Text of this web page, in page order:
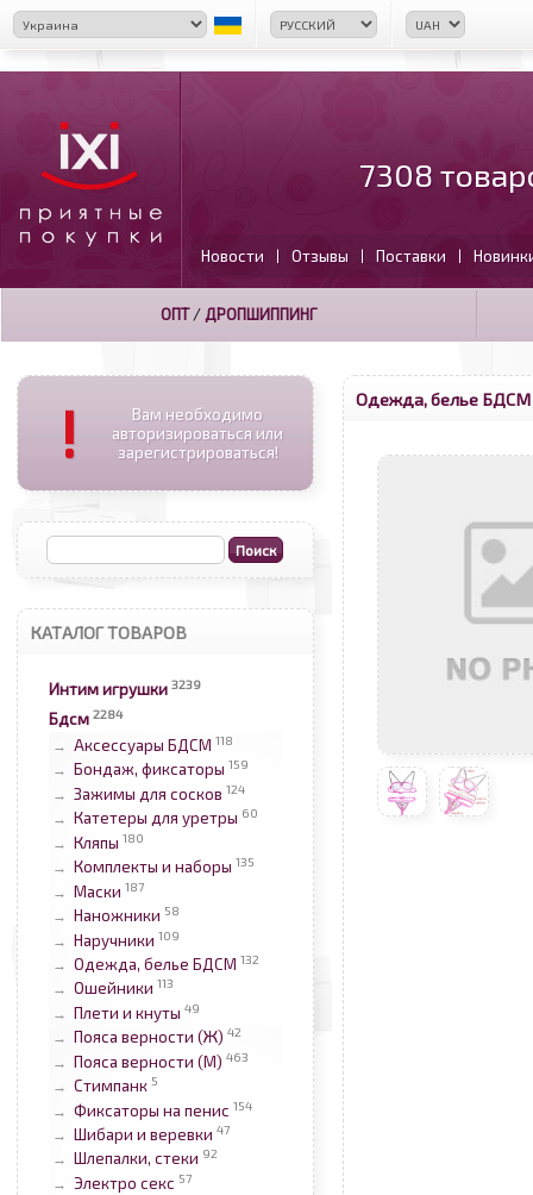
7308
Новости | Отзывы | Поставки |
ОПТ/ ДРОПШИППИНГ
!
Вам необходимо
авторизироваться или
зарегистрироваться!
КАТАЛОГ ТОВАРОВ
Интим игрушки 3239
Бдсм 2284
→ Аксессуары БДСМ 118
→ Бондаж, фиксаторы 159
→ Зажимы для сосков 124
→ Катетеры для уретры 60
→ Кляпы 180
→ Комплекты и наборы 135
→ Маски 187
→ Наножники 58
→ Наручники 109
→ Одежда, белье БДСМ 132
→ Ошейники 113
→ Плети и кнуты 49
→ Пояса верности (Ж) 42
→ Пояса верности (М) 463
→ Стимпанк 5
→ Фиксаторы на пенис 154
→ Шибари и веревки 47
→ Шлепалки, стеки 92
→ Электро секс 57
Одежда, белье БДСМ